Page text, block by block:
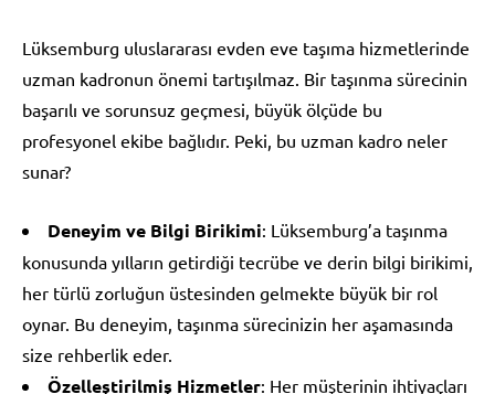
Lüksemburg uluslararası evden eve taşıma hizmetlerinde
uzman kadronun önemi tartışılmaz. Bir taşınma sürecinin
başarılı ve sorunsuz geçmesi, büyük ölçüde bu
profesyonel ekibe bağlıdır. Peki, bu uzman kadro neler
sunar?
Deneyim ve Bilgi Birikimi: Lüksemburg’a taşınma
konusunda yılların getirdiği tecrübe ve derin bilgi birikimi,
her türlü zorluğun üstesinden gelmekte büyük bir rol
oynar. Bu deneyim, taşınma sürecinizin her aşamasında
size rehberlik eder.
Özelleştirilmiş Hizmetler: Her müşterinin ihtiyaçları